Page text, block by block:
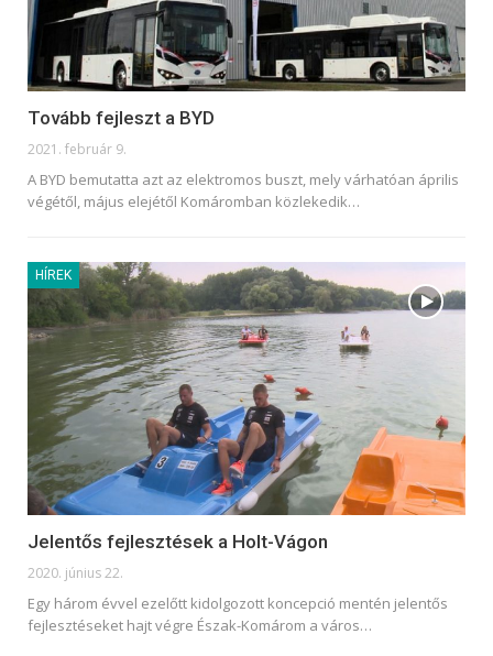
Tovább fejleszt a BYD
2021. február 9.
A BYD bemutatta azt az elektromos buszt, mely várhatóan április
végétől, május elejétől Komáromban közlekedik…
HÍREK
Jelentős fejlesztések a Holt-Vágon
2020. június 22.
Egy három évvel ezelőtt kidolgozott koncepció mentén jelentős
fejlesztéseket hajt végre Észak-Komárom a város…